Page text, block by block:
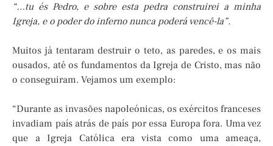
“…tu és Pedro, e sobre esta pedra construirei a minha
Igreja, e o poder do inferno nunca poderá vencê-la”.
Muitos já tentaram destruir o teto, as paredes, e os mais
ousados, até os fundamentos da Igreja de Cristo, mas não
o conseguiram. Vejamos um exemplo:
“Durante as invasões napoleónicas, os exércitos franceses
invadiam país atrás de país por essa Europa fora. Uma vez
que a Igreja Católica era vista como uma ameaça,